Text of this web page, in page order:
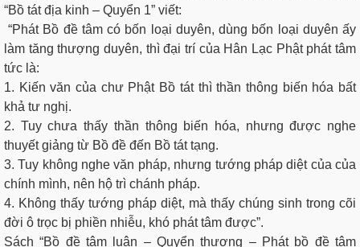
“Bồ tát địa kinh – Quyển 1” viết:
“Phát Bồ đề tâm có bốn loại duyên, dùng bốn loại duyên ấy
làm tăng thượng duyên, thì đại trí của Hân Lạc Phật phát tâm
tức là:
1. Kiến văn của chư Phật Bồ tát thì thần thông biến hóa bất
khả tư nghị.
2. Tuy chưa thấy thần thông biến hóa, nhưng được nghe
thuyết giảng từ Bồ đề đến Bồ tát tạng.
3. Tuy không nghe văn pháp, nhưng tướng pháp diệt của của
chính mình, nên hộ trì chánh pháp.
4. Không thấy tướng pháp diệt, mà thấy chúng sinh trong cõi
đời ô trọc bị phiền nhiễu, khó phát tâm được”.
Sách “Bồ đề tâm luận – Quyển thượng – Phát bồ đề tâm